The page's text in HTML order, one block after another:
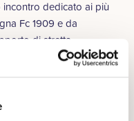
incontro dedicato ai più
Fc 1909 e da
di stretta
anni tra l’azienda di